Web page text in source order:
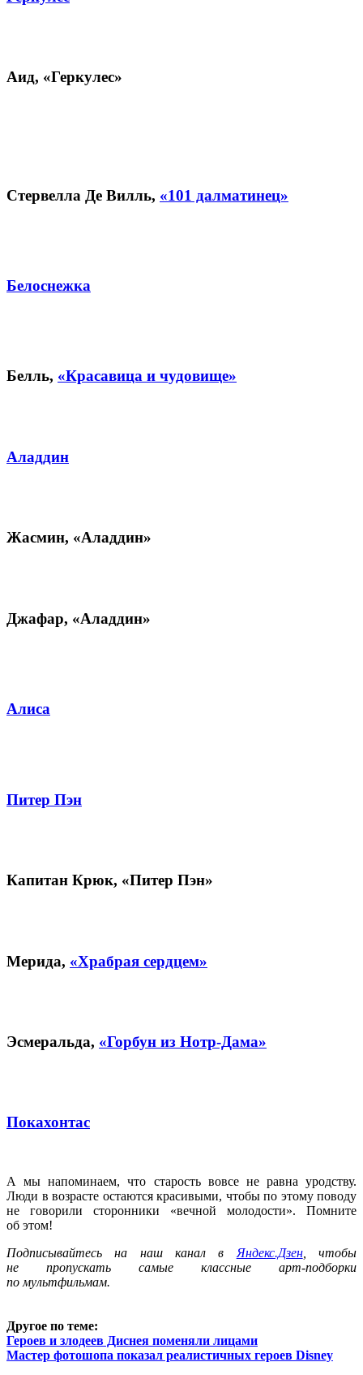
Аид, «Геркулес»
Стервелла Де Вилль, «101 далматинец»
Белоснежка
Белль, «Красавица и чудовище»
Аладдин
Жасмин, «Аладдин»
Джафар, «Аладдин»
Алиса
Питер Пэн
Капитан Крюк, «Питер Пэн»
Мерида, «Храбрая сердцем»
Эсмеральда, «Горбун из Нотр-Дама»
Покахонтас
А мы напоминаем, что старость вовсе не равна уродству.
Люди в возрасте остаются красивыми, чтобы по этому поводу
не говорили сторонники «вечной молодости». Помните
об этом!
Подписывайтесь на наш канал в Яндекс.Дзен, чтобы
не пропускать самые классные арт-подборки
по мультфильмам.
Другое по теме:
Героев и злодеев Диснея поменяли лицами
Мастер фотошопа показал реалистичных героев Disney